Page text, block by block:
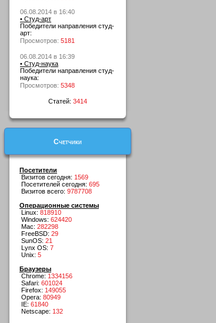
06.08.2014 в 16:40
• Студ-арт
Победители направления студ-
арт:
Просмотров: 5181
06.08.2014 в 16:39
• Студ-наука
Победители направления студ-
наука:
Просмотров: 5348
Статей: 3414
Счетчики
Посетители
Визитов сегодня: 1569
Посетителей сегодня: 695
Визитов всего: 9787708
Операционные системы
Linux: 818910
Windows: 624420
Mac: 282298
FreeBSD: 29
SunOS: 21
Lynx OS: 7
Unix: 5
Браузеры
Chrome: 1334156
Safari: 601024
Firefox: 149055
Opera: 80949
IE: 61840
Netscape: 132